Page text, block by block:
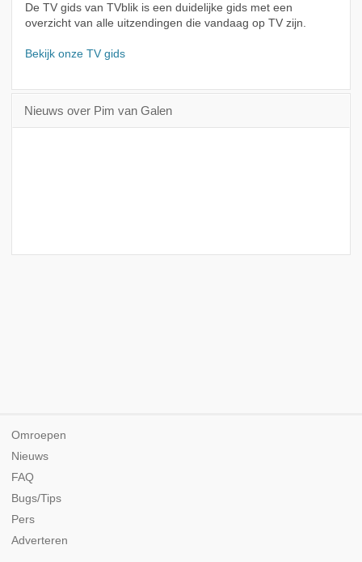
De TV gids van TVblik is een duidelijke gids met een
overzicht van alle uitzendingen die vandaag op TV zijn.
Bekijk onze TV gids
Nieuws over Pim van Galen
Omroepen
Nieuws
FAQ
Bugs/Tips
Pers
Adverteren